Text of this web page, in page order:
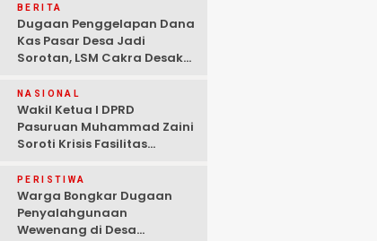
BERITA
Dugaan Penggelapan Dana
Kas Pasar Desa Jadi
Sorotan, LSM Cakra Desak
NASIONAL
Wakil Ketua I DPRD
Pasuruan Muhammad Zaini
Soroti Krisis Fasilitas
Anggaran
PERISTIWA
Warga Bongkar Dugaan
Penyalahgunaan
Wewenang di Desa